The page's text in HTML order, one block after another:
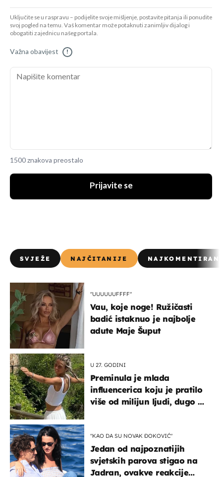
Uključite se u raspravu – podijelite svoje mišljenje, postavite pitanja ili ponudite
svoj pogled na temu. Vaš komentar može potaknuti zanimljiv dijalog i
obogatiti zajednicu našeg portala.
Važna obavijest !
1500 znakova preostalo
Prijavite se
SVJEŽE NAJČITANIJE
"UUUUUUFFFF"
Vau, koje noge! Ružičasti
badić istaknuo je najbolje
adute Maje Šuput
U 27. GODINI
Preminula je mlada
influencerica koju je pratilo
više od milijun ljudi, dugo se
"KAO DA SU NOVAK ĐOKOVIĆ"
Jedan od najpoznatijih
svjetskih parova stigao na
Jadran, ovakve reakcije